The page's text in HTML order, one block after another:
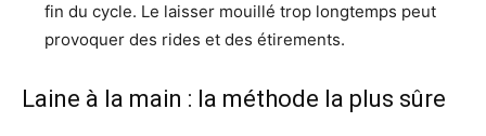
fin du cycle. Le laisser mouillé trop longtemps peut
provoquer des rides et des étirements.
Laine à la main : la méthode la plus sûre